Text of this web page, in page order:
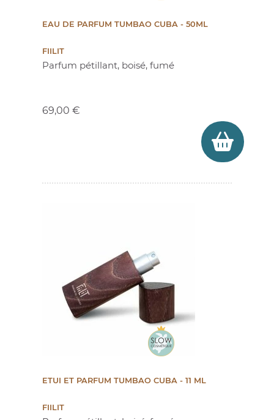
EAU DE PARFUM TUMBAO CUBA - 50ML
FIILIT
Parfum pétillant, boisé, fumé
69,00 €
ETUI ET PARFUM TUMBAO CUBA - 11 ML
FIILIT